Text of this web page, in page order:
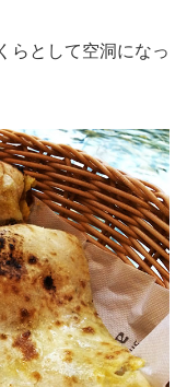
らとして空洞になっ